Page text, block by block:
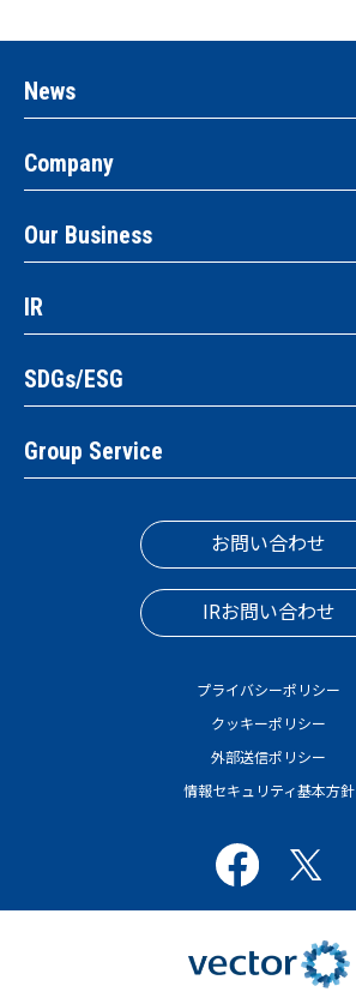
News
Company
Our Business
IR
SDGs/ESG
Group Service
お問い合わせ
IRお問い合わせ
プライバシーポリシー
クッキーポリシー
外部送信ポリシー
情報セキュリティ基本方針